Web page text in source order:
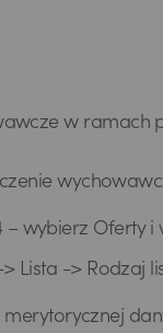
w
wybierz Oferty i
Lista -> Rodzaj
merytorycznej